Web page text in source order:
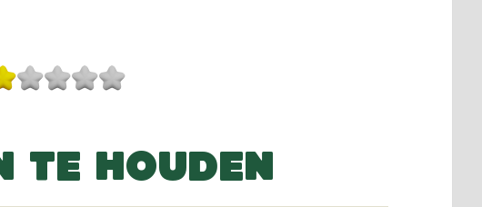
TE HOUDEN